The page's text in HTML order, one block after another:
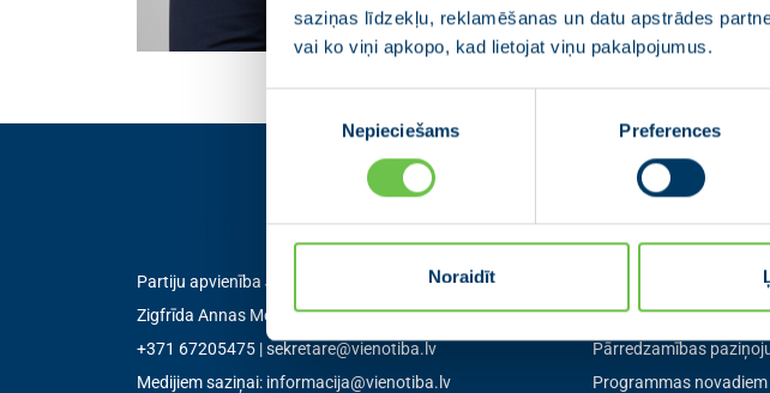
saziņas līdzekļu, reklamēšanas un datu apstrādes
vai ko viņi apkopo, kad lietojat viņu pakalpojumus.
izvēle
Nepieciešams Preferences
Noraidīt
Partiju apvienība Jaunā VIENOTĪBA
Zigfrīda Annas Meierovica bulvāris 12-3, Rīga, LV-1050
+371 67205475 |sekretare@vienotiba.lv
Medijiem saziņai: informacija@vienotiba.lv
Izvēlne
Jaunās Vienotības
Pārredzamības
Programmas